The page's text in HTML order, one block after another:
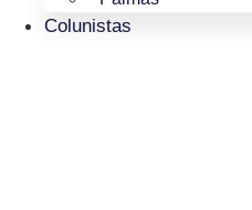
Colunistas